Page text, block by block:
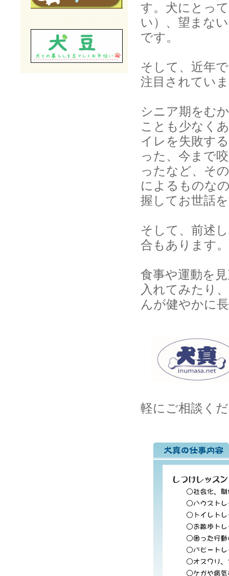
す。 犬にとっ
い）、望まな
です。
そして、近年
注目されてい
シニア期をむ
ことも少なく
イレを失敗す
った、今まで
ったなど、そ
によるものな
握してお世話
そして、前述
合もあります。
食事や運動を
入れてみたり
んが健やかに
軽に ご相談く